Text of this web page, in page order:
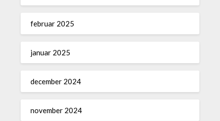
februar 2025
januar 2025
december 2024
november 2024